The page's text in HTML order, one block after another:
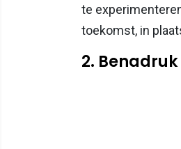
te
toekomst, in
2.